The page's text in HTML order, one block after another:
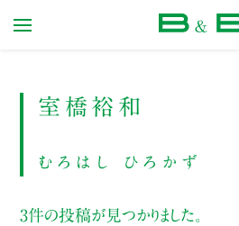
室橋裕和
むろはし ひろかず
3件の投稿が見つかりました。